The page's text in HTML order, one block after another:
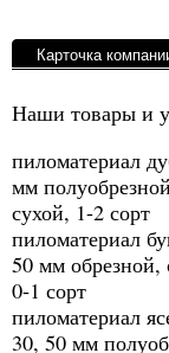
Карточка
Наши товары и
пиломатериал
мм
сухой, 1-2 сорт
пиломатериал
50 мм обрезной,
0-1 сорт
пиломатериал
30, 50 мм